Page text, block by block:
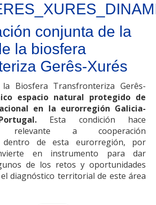
conjunta de la
la biosfera
Gerês-Xurés
Biosfera Transfronteriza Gerês-
espacio natural protegido de
en la eurorregión Galicia-
Esta condición hace
relevante a cooperación
dentro de esta eurorregión, por
en instrumento para dar
de los retos y oportunidades
diagnóstico territorial de este área